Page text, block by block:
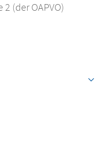
(der OAPVO)